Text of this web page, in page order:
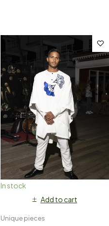
In stock
Add to cart
Unique pieces